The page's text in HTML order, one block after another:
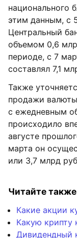
национального
этим данным, с
Центральный
объемом 0,6
периоде, с 7
составлял 7,1
Также
продажи
с ежедневным
происходило
августе
марта он
или 3,7 млрд
Читайте
Какие акции
Какую крипту
Дивидендный